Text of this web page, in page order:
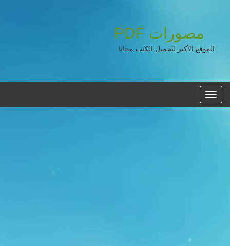
مصورات PDF
الموقع الأكبر لتحميل الكتب مجانا
القائمه
الرئيسية